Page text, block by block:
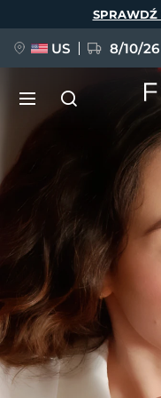
SPRAWDŹ
US 8/10/26
FAQ™ Pure
BREAKING NEWS
issa™ Teeth
Język
English
Français
Polski
Türkçe
简